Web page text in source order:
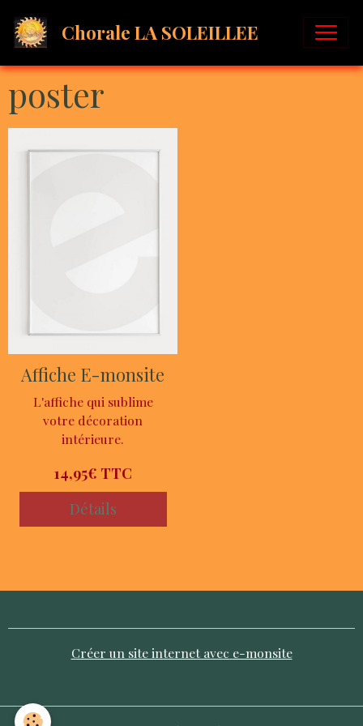
Chorale LA SOLEILLEE
poster
Affiche E-monsite
L'affiche qui sublime
votre décoration
intérieure.
14,95€ TTC
Détails
Créer un site internet avec e-monsite